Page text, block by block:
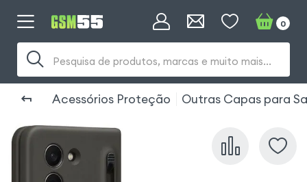
Pesquisa de produtos, marcas e muito mais...
0
Acessórios Proteção Outras Capas para